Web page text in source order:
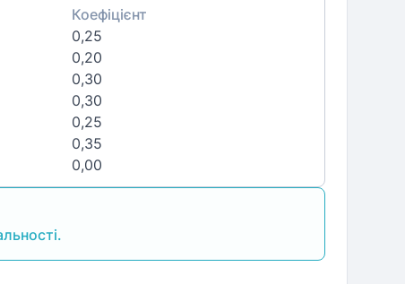
Коефіцієнт
0,25
0,20
0,30
0,30
0,25
0,35
0,00